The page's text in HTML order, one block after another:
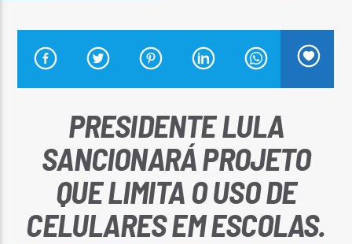
PRESIDENTE LULA
SANCIONARÁ PROJETO
QUE LIMITA O USO DE
CELULARES EM ESCOLAS.